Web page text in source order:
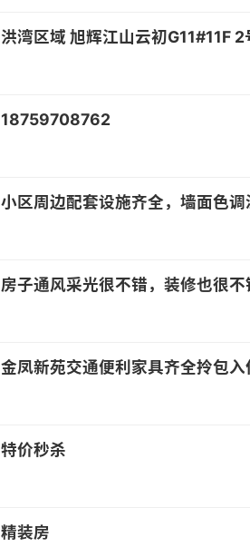
洪湾区域 旭辉江山云初G11#11F
18759708762
小区周边配套设施齐全，墙面色调温馨，干
房子通风采光很不错，装修也很不错，
金凤新苑交通便利家具齐全拎包
特价秒杀
精装房